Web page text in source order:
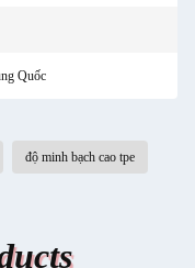
Quốc
độ minh bạch cao tpe